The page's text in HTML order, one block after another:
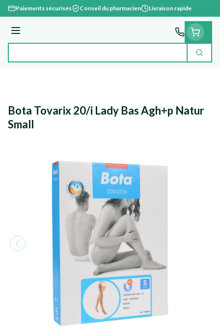
Aller au contenu
Paiements sécurisés Conseil du pharmacien Livraison rapide
Menu
Bota Tovarix 20/i Lady Bas Agh+p Natur
Small